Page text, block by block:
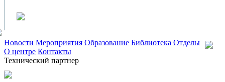
Новости Мероприятия Образование Библиотека Отделы
О центре Контакты
Технический партнер